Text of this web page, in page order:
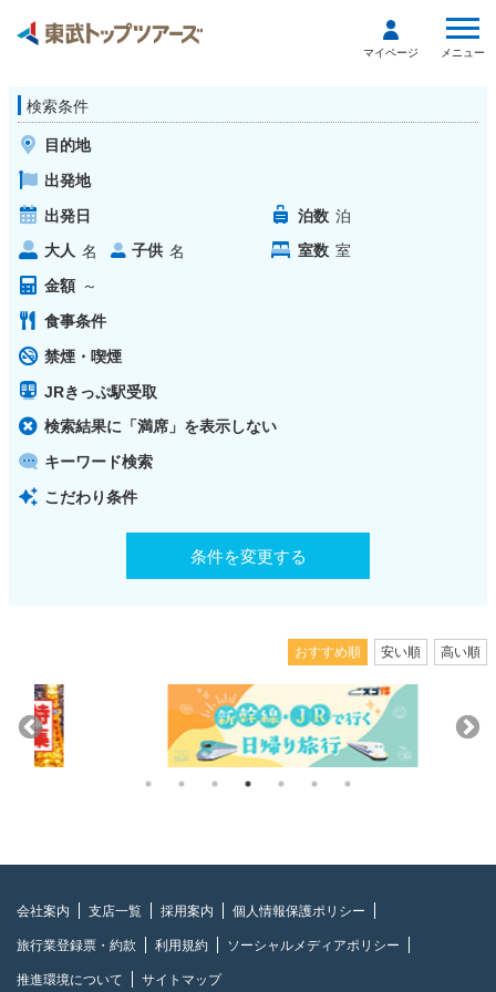
マイページ メニュー
検索条件
目的地
出発地
出発日
泊数 泊
大人 名 子供 名 室数 室
金額 ～
食事条件
禁煙・喫煙
JRきっぷ駅受取
検索結果に「満席」を表示しない
キーワード検索
こだわり条件
条件を変更する
おすすめ順 安い順 高い順
会社案内 支店一覧 採用案内 個人情報保護ポリシー
旅行業登録票・約款 利用規約 ソーシャルメディアポリシー
推進環境について サイトマップ